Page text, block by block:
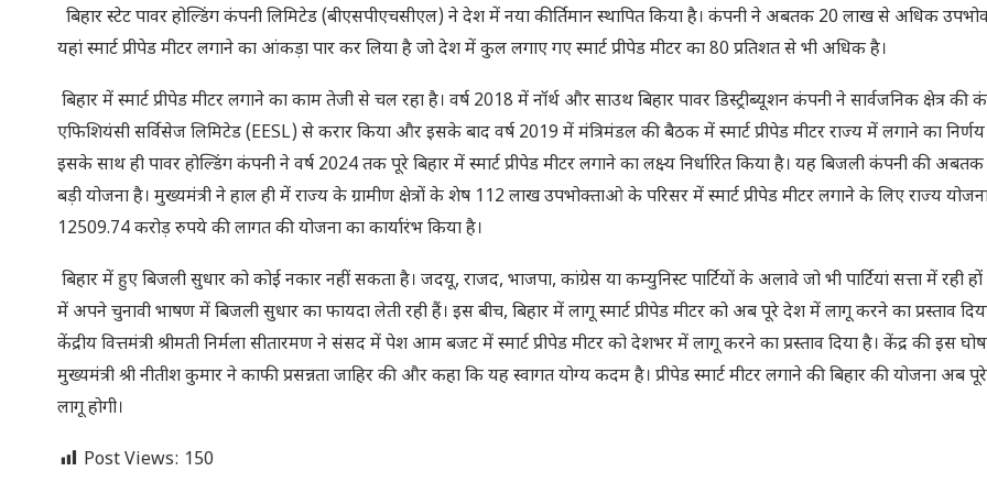
बिहार स्टेट पावर होल्डिंग कंपनी लिमिटेड (बीएसपीएचसीएल) ने देश में नया कीर्तिमान स्थापित किया है। कंपनी ने अबतक 20 लाख से अधिक
यहां स्मार्ट प्रीपेड मीटर लगाने का आंकड़ा पार कर लिया है जो देश में कुल लगाए गए स्मार्ट प्रीपेड मीटर का 80 प्रतिशत से भी अधिक है।
बिहार में स्मार्ट प्रीपेड मीटर लगाने का काम तेजी से चल रहा है। वर्ष 2018 में नॉर्थ और साउथ बिहार पावर डिस्ट्रीब्यूशन कंपनी ने सार्वजनिक क्षेत्र की
एफिशियंसी सर्विसेज लिमिटेड (EESL) से करार किया और इसके बाद वर्ष 2019 में मंत्रिमंडल की बैठक में स्मार्ट प्रीपेड मीटर राज्य में लगाने का निर्णय
इसके साथ ही पावर होल्डिंग कंपनी ने वर्ष 2024 तक पूरे बिहार में स्मार्ट प्रीपेड मीटर लगाने का लक्ष्य निर्धारित किया है। यह बिजली कंपनी की
बड़ी योजना है। मुख्यमंत्री ने हाल ही में राज्य के ग्रामीण क्षेत्रों के शेष 112 लाख उपभोक्ताओ के परिसर में स्मार्ट प्रीपेड मीटर लगाने के लिए राज्य
12509.74 करोड़ रुपये की लागत की योजना का कार्यारंभ किया है।
बिहार में हुए बिजली सुधार को कोई नकार नहीं सकता है। जदयू, राजद, भाजपा, कांग्रेस या कम्युनिस्ट पार्टियों के अलावे जो भी पार्टियां सत्ता में रही हों
में अपने चुनावी भाषण में बिजली सुधार का फायदा लेती रही हैं। इस बीच, बिहार में लागू स्मार्ट प्रीपेड मीटर को अब पूरे देश में लागू करने का प्रस्ताव
केंद्रीय वित्तमंत्री श्रीमती निर्मला सीतारमण ने संसद में पेश आम बजट में स्मार्ट प्रीपेड मीटर को देशभर में लागू करने का प्रस्ताव दिया है। केंद्र की इस
मुख्यमंत्री श्री नीतीश कुमार ने काफी प्रसन्नता जाहिर की और कहा कि यह स्वागत योग्य कदम है। प्रीपेड स्मार्ट मीटर लगाने की बिहार की योजना अब
लागू होगी।
Post Views: 150